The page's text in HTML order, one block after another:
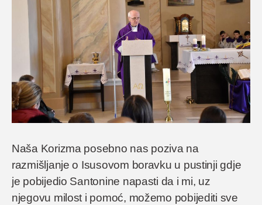
Naša Korizma posebno nas poziva na
razmišljanje o Isusovom boravku u pustinji gdje
je pobijedio Santonine napasti da i mi, uz
njegovu milost i pomoć, možemo pobijediti sve